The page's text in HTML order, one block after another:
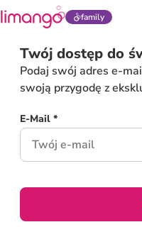
family
Twój dostęp do
Podaj swój adres e-
swoją przygodę z
E-Mail *